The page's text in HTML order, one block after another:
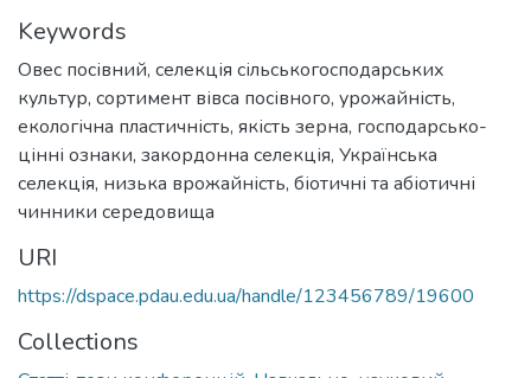
Keywords
Овес посівний, селекція сільськогосподарських
культур, сортимент вівса посівного, урожайність,
екологічна пластичність, якість зерна, господарсько-
цінні ознаки, закордонна селекція, Українська
селекція, низька врожайність, біотичні та абіотичні
чинники середовища
URI
https://dspace.pdau.edu.ua/handle/123456789/19600
Collections